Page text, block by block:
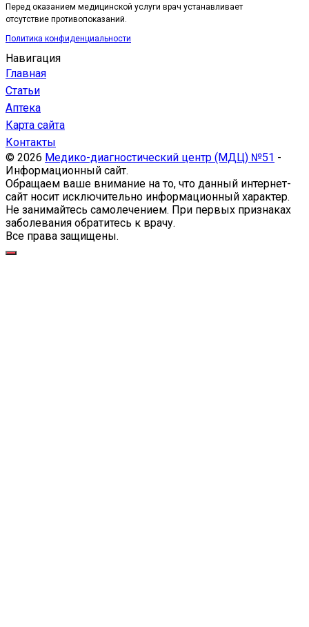
Перед оказанием медицинской услуги врач устанавливает
отсутствие противопоказаний.
Политика конфиденциальности
Навигация
Главная
Статьи
Аптека
Карта сайта
Контакты
© 2026 Медико-диагностический центр (МДЦ) №51 -
Информационный сайт.
Обращаем ваше внимание на то, что данный интернет-
сайт носит исключительно информационный характер.
Не занимайтесь самолечением. При первых признаках
заболевания обратитесь к врачу.
Все права защищены.